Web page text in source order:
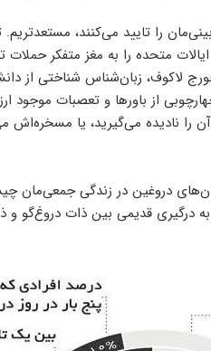
را تایید می‌کنند، مستعد‌تریم.
زبان‌شناس شناختی از
از باور‌ها و تعصبات موجود
نادیده می‌گیرید، یا مسخره‌اش
دروغین در زندگی
درگیری قدیمی بین ذات دروغ‌گو و